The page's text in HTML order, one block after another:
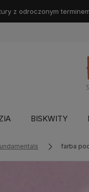
z odroczonym
BISKWITY
farba